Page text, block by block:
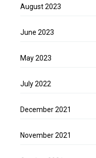
August 2023
June 2023
May 2023
July 2022
December 2021
November 2021